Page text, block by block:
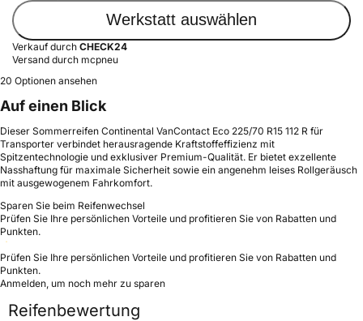
Werkstatt auswählen
Verkauf durch CHECK24
Versand durch mcpneu
20 Optionen ansehen
Auf einen Blick
Dieser Sommerreifen Continental VanContact Eco 225/70 R15 112 R für
Transporter verbindet herausragende Kraftstoffeffizienz mit
Spitzentechnologie und exklusiver Premium-Qualität. Er bietet exzellente
Nasshaftung für maximale Sicherheit sowie ein angenehm leises Rollgeräusch
mit ausgewogenem Fahrkomfort.
Sparen Sie beim Reifenwechsel
Prüfen Sie Ihre persönlichen Vorteile und profitieren Sie von Rabatten und
Punkten.
Prüfen Sie Ihre persönlichen Vorteile und profitieren Sie von Rabatten und
Punkten.
Anmelden, um noch mehr zu sparen
Reifenbewertung